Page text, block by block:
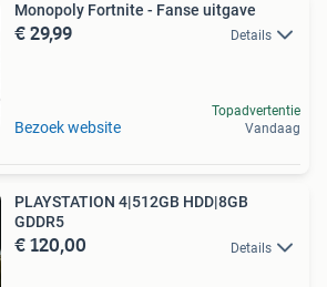
Monopoly Fortnite - Fanse uitgave
€ 29,99 Details
Bezoek website
Topadvertentie
Vandaag
PLAYSTATION 4|512GB HDD|8GB
GDDR5
€ 120,00 Details